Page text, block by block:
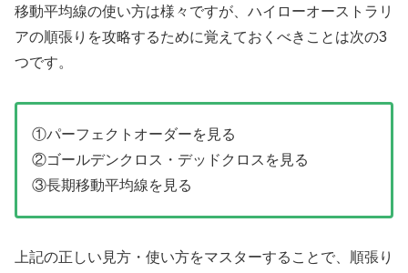
移動平均線の使い方は様々ですが、ハイローオーストラリ
アの順張りを攻略するために覚えておくべきことは次の3
つです。
①パーフェクトオーダーを見る
②ゴールデンクロス・デッドクロスを見る
③長期移動平均線を見る
上記の正しい見方・使い方をマスターすることで、順張り